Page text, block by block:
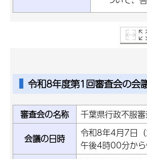
令和8年度第1回審査会の会
審査会の名称
千葉県行政不服
会議の日時
令和8年4月7日（
午後4時00分か